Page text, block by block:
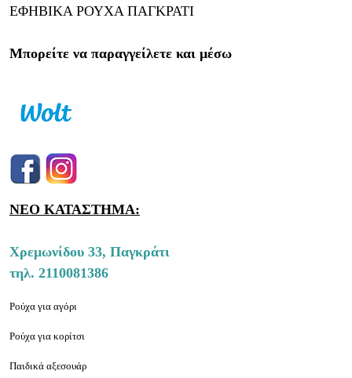
ΕΦΗΒΙΚΑ ΡΟΥΧΑ ΠΑΓΚΡΑΤΙ
Μπορείτε να παραγγείλετε και μέσω
ΝΕΟ ΚΑΤΑΣΤΗΜΑ:
Χρεμωνίδου 33, Παγκράτι
τηλ. 2110081386
Ρούχα για αγόρι
Ρούχα για κορίτσι
Παιδικά αξεσουάρ